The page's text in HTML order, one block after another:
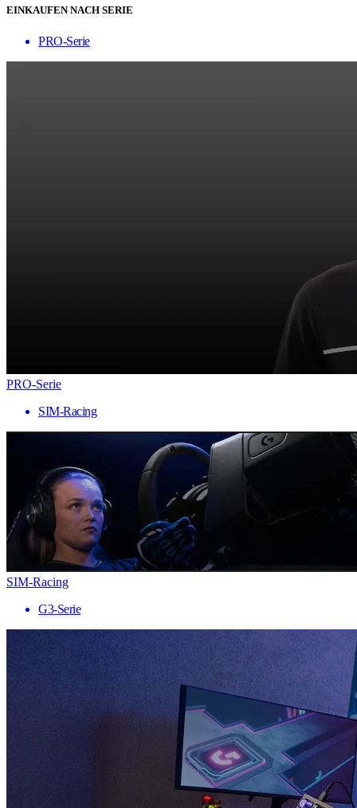
EINKAUFEN NACH SERIE
PRO-Serie
PRO-Serie
SIM-Racing
SIM-Racing
G3-Serie